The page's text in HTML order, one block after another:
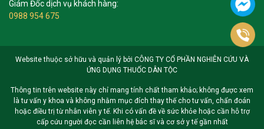
Giám Đốc dịch vụ khách hàng:
0988 954 675
Website thuộc sở hữu và quản lý bởi CÔNG TY CỔ PHẦN NGHIÊN CỨU VÀ
ỨNG DỤNG THUỐC DÂN TỘC
Thông tin trên website này chỉ mang tính chất tham khảo; không được xem
là tư vấn y khoa và không nhằm mục đích thay thế cho tư vấn, chẩn đoán
hoặc điều trị từ nhân viên y tế. Khi có vấn đề về sức khỏe hoặc cần hỗ trợ
cấp cứu người đọc cần liên hệ bác sĩ và cơ sở y tế gần nhất